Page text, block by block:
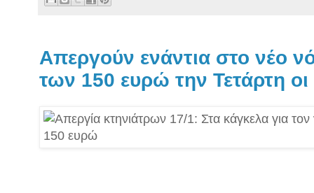
Απεργούν ενάντια στο νέο
των 150 ευρώ την Τετάρτη οι